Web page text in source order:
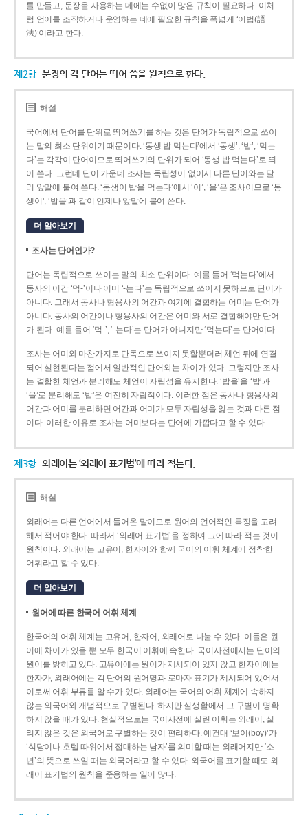
를 만들고, 문장을 사용하는 데에는 수없이 많은 규칙이 필요하다. 이처
럼 언어를 조직하거나 운영하는 데에 필요한 규칙을 폭넓게 ‘어법(語
法)’이라고 한다.
제2항 문장의 각 단어는 띄어 씀을 원칙으로 한다.
해설
국어에서 단어를 단위로 띄어쓰기를 하는 것은 단어가 독립적으로 쓰이
는 말의 최소 단위이기 때문이다. ‘동생 밥 먹는다’에서 ‘동생’, ‘밥’, ‘먹는
다’는 각각이 단어이므로 띄어쓰기의 단위가 되어 ‘동생 밥 먹는다’로 띄
어 쓴다. 그런데 단어 가운데 조사는 독립성이 없어서 다른 단어와는 달
리 앞말에 붙여 쓴다. ‘동생이 밥을 먹는다’에서 ‘이’, ‘을’은 조사이므로 ‘동
생이’, ‘밥을’과 같이 언제나 앞말에 붙여 쓴다.
더 알아보기
조사는 단어인가?
단어는 독립적으로 쓰이는 말의 최소 단위이다. 예를 들어 ‘먹는다’에서
동사의 어간 ‘먹-­’이나 어미 ‘­-는다’는 독립적으로 쓰이지 못하므로 단어가
아니다. 그래서 동사나 형용사의 어간과 여기에 결합하는 어미는 단어가
아니다. 동사의 어간이나 형용사의 어간은 어미와 서로 결합해야만 단어
가 된다. 예를 들어 ‘먹-’, ‘-는다’는 단어가 아니지만 ‘먹는다’는 단어이다.
조사는 어미와 마찬가지로 단독으로 쓰이지 못할뿐더러 체언 뒤에 연결
되어 실현된다는 점에서 일반적인 단어와는 차이가 있다. 그렇지만 조사
는 결합한 체언과 분리해도 체언이 자립성을 유지한다. ‘밥을’을 ‘밥’과
‘을’로 분리해도 ‘밥’은 여전히 자립적이다. 이러한 점은 동사나 형용사의
어간과 어미를 분리하면 어간과 어미가 모두 자립성을 잃는 것과 다른 점
이다. 이러한 이유로 조사는 어미보다는 단어에 가깝다고 할 수 있다.
제3항 외래어는 ‘외래어 표기법’에 따라 적는다.
해설
외래어는 다른 언어에서 들어온 말이므로 원어의 언어적인 특징을 고려
해서 적어야 한다. 따라서 ‘외래어 표기법’을 정하여 그에 따라 적는 것이
원칙이다. 외래어는 고유어, 한자어와 함께 국어의 어휘 체계에 정착한
어휘라고 할 수 있다.
더 알아보기
원어에 따른 한국어 어휘 체계
한국어의 어휘 체계는 고유어, 한자어, 외래어로 나눌 수 있다. 이들은 원
어에 차이가 있을 뿐 모두 한국어 어휘에 속한다. 국어사전에서는 단어의
원어를 밝히고 있다. 고유어에는 원어가 제시되어 있지 않고 한자어에는
한자가, 외래어에는 각 단어의 원어명과 로마자 표기가 제시되어 있어서
이로써 어휘 부류를 알 수가 있다. 외래어는 국어의 어휘 체계에 속하지
않는 외국어와 개념적으로 구별된다. 하지만 실생활에서 그 구별이 명확
하지 않을 때가 있다. 현실적으로는 국어사전에 실린 어휘는 외래어, 실
리지 않은 것은 외국어로 구별하는 것이 편리하다. 예컨대 ‘보이(boy)’가
‘식당이나 호텔 따위에서 접대하는 남자’를 의미할 때는 외래어지만 ‘소
년’의 뜻으로 쓰일 때는 외국어라고 할 수 있다. 외국어를 표기할 때도 외
래어 표기법의 원칙을 준용하는 일이 많다.